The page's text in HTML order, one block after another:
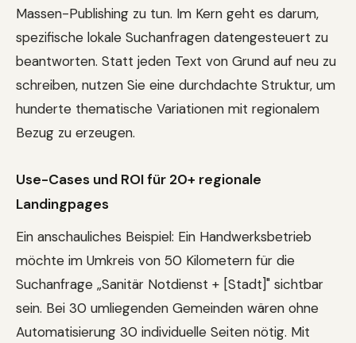
Massen-Publishing zu tun. Im Kern geht es darum,
spezifische lokale Suchanfragen datengesteuert zu
beantworten. Statt jeden Text von Grund auf neu zu
schreiben, nutzen Sie eine durchdachte Struktur, um
hunderte thematische Variationen mit regionalem
Bezug zu erzeugen.
Use-Cases und ROI für 20+ regionale
Landingpages
Ein anschauliches Beispiel: Ein Handwerksbetrieb
möchte im Umkreis von 50 Kilometern für die
Suchanfrage „Sanitär Notdienst + [Stadt]" sichtbar
sein. Bei 30 umliegenden Gemeinden wären ohne
Automatisierung 30 individuelle Seiten nötig. Mit